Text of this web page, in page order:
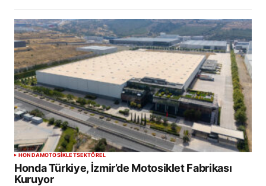
HONDAMOTOSİKLETSEKTÖREL
Honda Türkiye, İzmir’de Motosiklet Fabrikası
Kuruyor